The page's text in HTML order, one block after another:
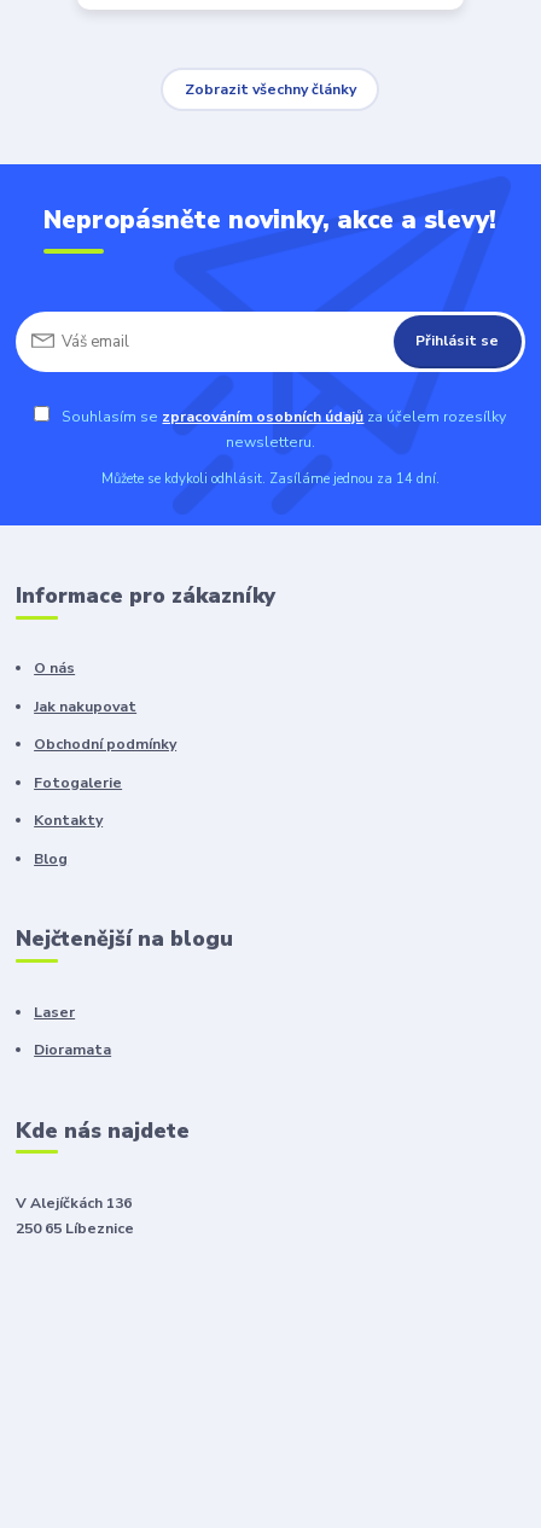
Zobrazit všechny články
Nepropásněte novinky, akce a slevy!
Přihlásit se
Souhlasím se zpracováním osobních údajů za účelem rozesílky
newsletteru.
Můžete se kdykoli odhlásit. Zasíláme jednou za 14 dní.
Informace pro zákazníky
O nás
Jak nakupovat
Obchodní podmínky
Fotogalerie
Kontakty
Blog
Nejčtenější na blogu
Laser
Dioramata
Kde nás najdete
V Alejíčkách 136
250 65 Líbeznice